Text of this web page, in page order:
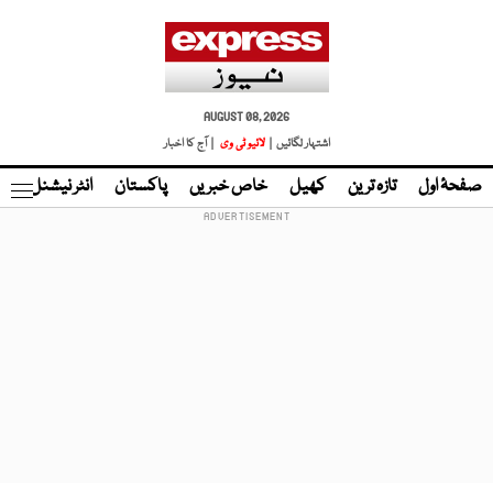
AUGUST 08, 2026
اشتہار لگائیں |
لائیو ٹی وی | آج کا اخبار
صفحۂ اول تازہ ترین کھیل خاص خبریں پاکستان انٹر نیشنل